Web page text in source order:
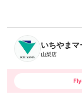
B
n
h
T
いちやまマ
山梨店